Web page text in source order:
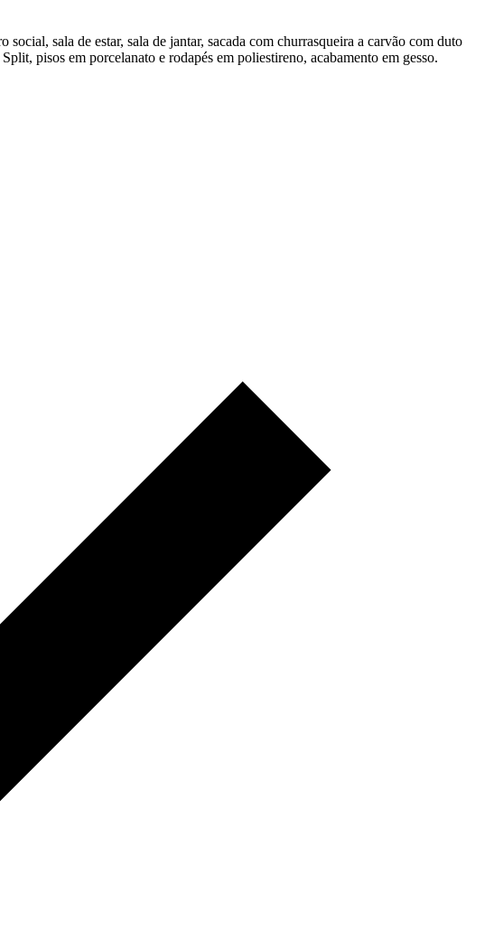
sala de estar, sala de jantar, sacada com churrasqueira a carvão com duto
pisos em porcelanato e rodapés em poliestireno, acabamento em gesso.